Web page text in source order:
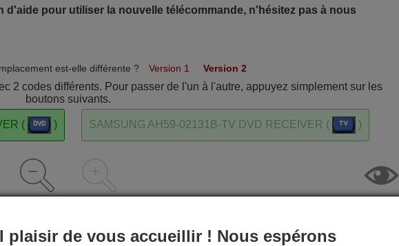
pour utiliser la nouvelle télécommande, n'hésitez pas à nous
est-elle différente ? Version 1 Version 2
2 codes différents. Pour passer de l'un à l'autre, appuyez simplement sur les
boutons suivants.
( ) SAMSUNG AH59-02131B-TV DVD RECEIVER ( )
plaisir de vous accueillir ! Nous espérons